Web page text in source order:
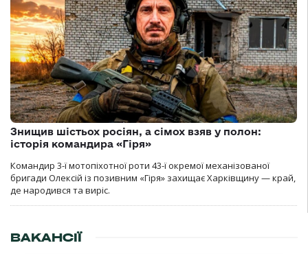
Знищив шістьох росіян, а сімох взяв у полон:
історія командира «Гіря»
Командир 3-ї мотопіхотної роти 43-ї окремої механізованої
бригади Олексій із позивним «Гіря» захищає Харківщину — край,
де народився та виріс.
ВАКАНСІЇ